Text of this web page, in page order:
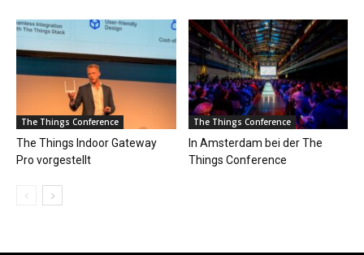
The Things Conference
The Things Indoor Gateway
Pro vorgestellt
The Things Conference
In Amsterdam bei der The
Things Conference